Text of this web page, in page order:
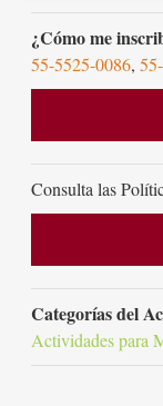
¿Cómo me
55-5525-0086,
Consulta las
Categorías del
Actividades para